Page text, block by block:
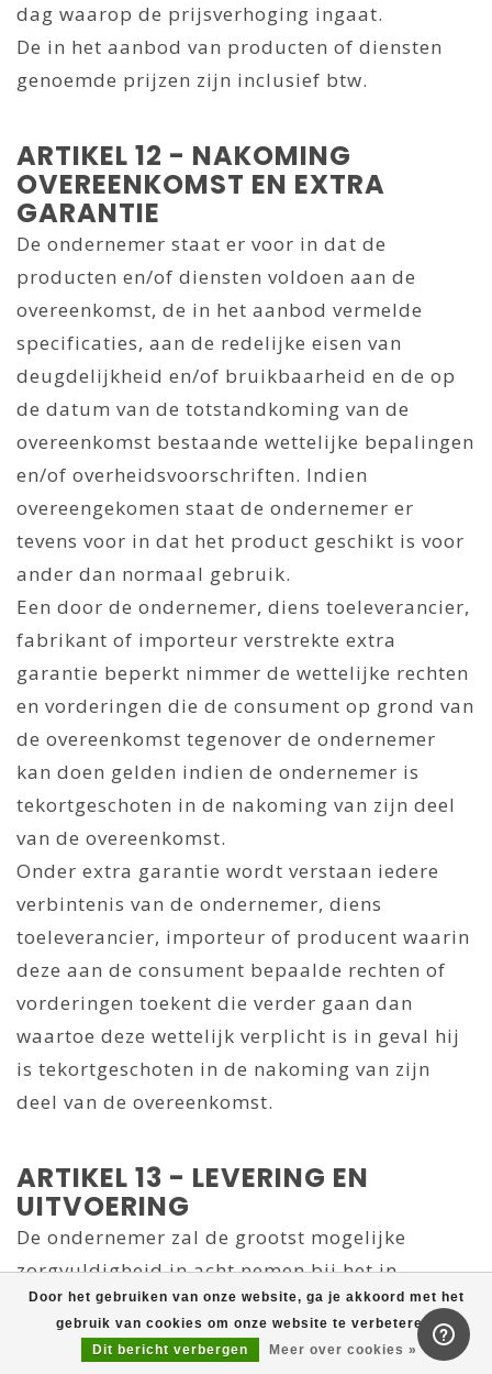
dag waarop de prijsverhoging ingaat.
De in het aanbod van producten of diensten
genoemde prijzen zijn inclusief btw.
ARTIKEL 12 - NAKOMING
OVEREENKOMST EN EXTRA
GARANTIE
De ondernemer staat er voor in dat de
producten en/of diensten voldoen aan de
overeenkomst, de in het aanbod vermelde
specificaties, aan de redelijke eisen van
deugdelijkheid en/of bruikbaarheid en de op
de datum van de totstandkoming van de
overeenkomst bestaande wettelijke bepalingen
en/of overheidsvoorschriften. Indien
overeengekomen staat de ondernemer er
tevens voor in dat het product geschikt is voor
ander dan normaal gebruik.
Een door de ondernemer, diens toeleverancier,
fabrikant of importeur verstrekte extra
garantie beperkt nimmer de wettelijke rechten
en vorderingen die de consument op grond van
de overeenkomst tegenover de ondernemer
kan doen gelden indien de ondernemer is
tekortgeschoten in de nakoming van zijn deel
van de overeenkomst.
Onder extra garantie wordt verstaan iedere
verbintenis van de ondernemer, diens
toeleverancier, importeur of producent waarin
deze aan de consument bepaalde rechten of
vorderingen toekent die verder gaan dan
waartoe deze wettelijk verplicht is in geval hij
is tekortgeschoten in de nakoming van zijn
deel van de overeenkomst.
ARTIKEL 13 - LEVERING EN
UITVOERING
De ondernemer zal de grootst mogelijke
zorgvuldigheid in acht nemen bij het in
ontvangst nemen en bij de uitvoering van
bestellingen van producten en bij de
Door het gebruiken van onze website, ga je akkoord met het
gebruik van cookies om onze website te verbeteren.
Dit bericht verbergen
Meer over cookies »